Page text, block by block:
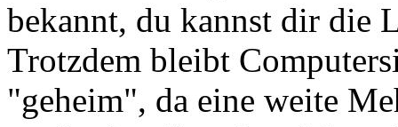
bekannt, du kannst dir die
Trotzdem bleibt
"geheim", da eine weite